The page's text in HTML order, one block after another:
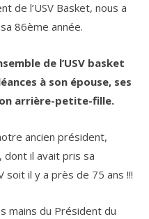
de l’USV Basket, nous a
86ème année.
de l’USV basket
à son épouse, ses
arrière-petite-fille.
ancien président,
dont il avait pris sa
soit il y a près de 75 ans !!!
mains du Président du